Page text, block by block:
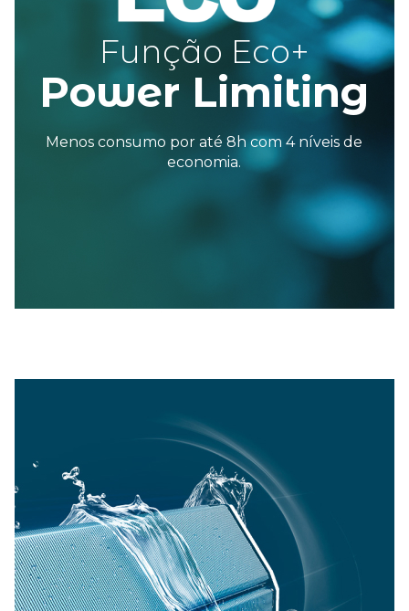
Função Eco+
Power Limiting
Menos consumo por até 8h com 4 níveis de
economia.